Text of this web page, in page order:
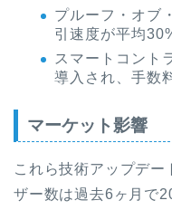
プルーフ・オブ
引速度が平均
スマートコント
導入され、手数
マーケット影響
これら技術アップデー
ザー数は過去6ヶ月で